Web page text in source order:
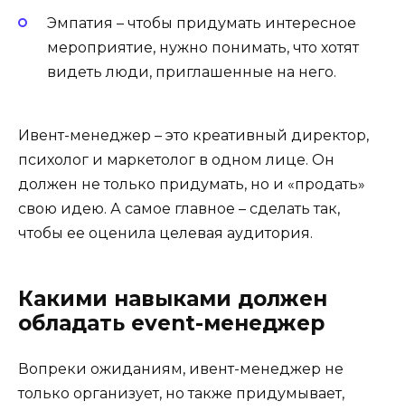
Эмпатия – чтобы придумать интересное
мероприятие, нужно понимать, что хотят
видеть люди, приглашенные на него.
Ивент-менеджер – это креативный директор,
психолог и маркетолог в одном лице. Он
должен не только придумать, но и «продать»
свою идею. А самое главное – сделать так,
чтобы ее оценила целевая аудитория.
Какими навыками должен
обладать event-менеджер
Вопреки ожиданиям, ивент-менеджер не
только организует, но также придумывает,